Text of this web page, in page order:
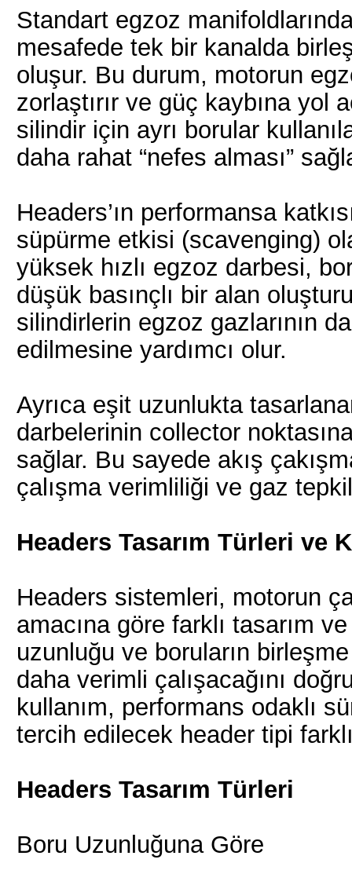
Standart egzoz
mesafede tek bir kanalda
oluşur. Bu durum, motorun
zorlaştırır ve güç kaybına yol
silindir için ayrı borular
daha rahat “nefes alması”
Headers’ın performansa
süpürme etkisi (scavenging)
yüksek hızlı egzoz darbesi,
düşük basınçlı bir alan
silindirlerin egzoz gazlarının
edilmesine yardımcı olur.
Ayrıca eşit uzunlukta
darbelerinin collector
sağlar. Bu sayede akış
çalışma verimliliği ve gaz
Headers Tasarım Türleri ve
Headers sistemleri, motorun
amacına göre farklı tasarım
uzunluğu ve boruların
daha verimli çalışacağını
kullanım, performans odaklı
tercih edilecek header tipi
Headers Tasarım Türleri
Boru Uzunluğuna Göre